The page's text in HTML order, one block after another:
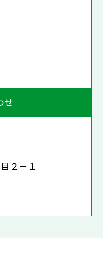
せ
２－１